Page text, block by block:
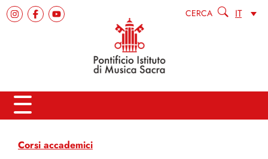
CERCA IT
Corsi accademici